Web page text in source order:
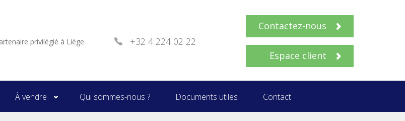
privilégié à Liège +32 4 224 02 22
Contactez-nous
Espace client
À vendre Qui sommes-nous ? Documents utiles Contact